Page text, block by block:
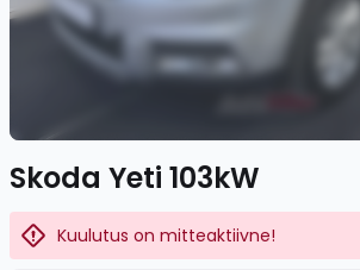
Skoda Yeti 103kW
Kuulutus on mitteaktiivne!